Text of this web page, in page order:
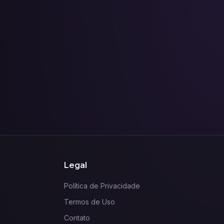
Legal
Política de Privacidade
Termos de Uso
Contato